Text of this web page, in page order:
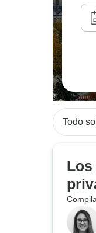
Todo
Los